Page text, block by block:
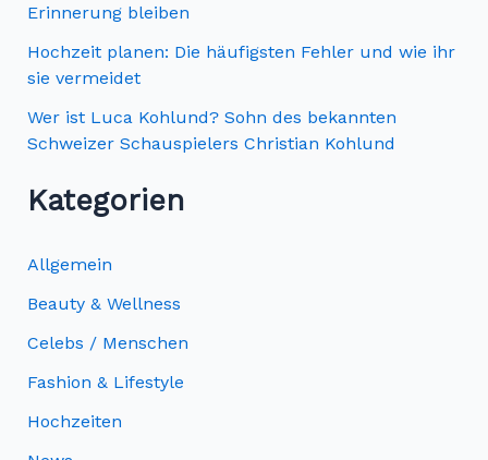
h
:
Erinnerung bleiben
Hochzeit planen: Die häufigsten Fehler und wie ihr
sie vermeidet
Wer ist Luca Kohlund? Sohn des bekannten
Schweizer Schauspielers Christian Kohlund
Kategorien
Allgemein
Beauty & Wellness
Celebs / Menschen
Fashion & Lifestyle
Hochzeiten